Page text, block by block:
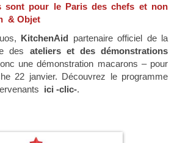
sont pour le Paris des chefs et non
& Objet
KitchenAid partenaire officiel de la
des ateliers et des démonstrations
une démonstration macarons – pour
22 janvier. Découvrez le programme
ici -clic-.